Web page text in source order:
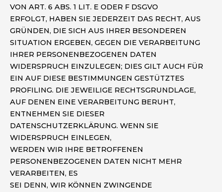
VON ART. 6 ABS. 1 LIT. E ODER F DSGVO
ERFOLGT, HABEN SIE JEDERZEIT DAS RECHT, AUS
GRÜNDEN, DIE SICH AUS IHRER BESONDEREN
SITUATION ERGEBEN, GEGEN DIE VERARBEITUNG
IHRER PERSONENBEZOGENEN DATEN
WIDERSPRUCH EINZULEGEN; DIES GILT AUCH FÜR
EIN AUF DIESE BESTIMMUNGEN GESTÜTZTES
PROFILING. DIE JEWEILIGE RECHTSGRUNDLAGE,
AUF DENEN EINE VERARBEITUNG BERUHT,
ENTNEHMEN SIE DIESER
DATENSCHUTZERKLÄRUNG. WENN SIE
WIDERSPRUCH EINLEGEN,
WERDEN WIR IHRE BETROFFENEN
PERSONENBEZOGENEN DATEN NICHT MEHR
VERARBEITEN, ES
SEI DENN, WIR KÖNNEN ZWINGENDE